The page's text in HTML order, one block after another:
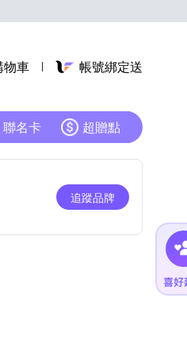
物車 帳號綁定送
名卡 超贈點
追蹤品牌